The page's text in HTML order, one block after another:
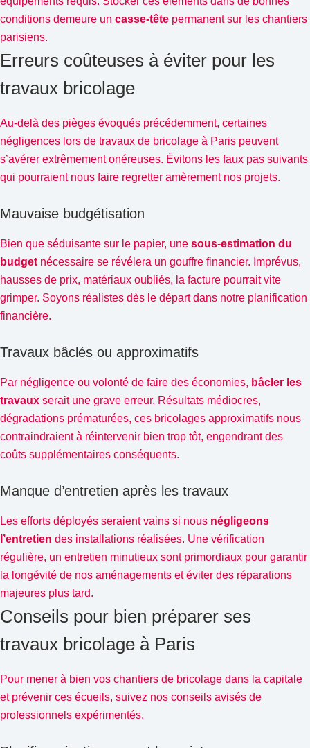
conditions demeure un casse-tête permanent sur les chantiers
parisiens.
Erreurs coûteuses à éviter pour les
travaux bricolage
Au-delà des pièges évoqués précédemment, certaines
négligences lors de travaux de bricolage à Paris peuvent
s’avérer extrêmement onéreuses. Évitons les faux pas suivants
qui pourraient nous faire regretter amèrement nos projets.
Mauvaise budgétisation
Bien que séduisante sur le papier, une sous-estimation du
budget nécessaire se révélera un gouffre financier. Imprévus,
hausses de prix, matériaux oubliés, la facture pourrait vite
grimper. Soyons réalistes dès le départ dans notre planification
financière.
Travaux bâclés ou approximatifs
Par négligence ou volonté de faire des économies, bâcler les
travaux serait une grave erreur. Résultats médiocres,
dégradations prématurées, ces bricolages approximatifs nous
contraindraient à réintervenir bien trop tôt, engendrant des
coûts supplémentaires conséquents.
Manque d’entretien après les travaux
Les efforts déployés seraient vains si nous négligeons
l’entretien des installations réalisées. Une vérification
régulière, un entretien minutieux sont primordiaux pour garantir
la longévité de nos aménagements et éviter des réparations
majeures plus tard.
Conseils pour bien préparer ses
travaux bricolage à Paris
Pour mener à bien vos chantiers de bricolage dans la capitale
et prévenir ces écueils, suivez nos conseils avisés de
professionnels expérimentés.